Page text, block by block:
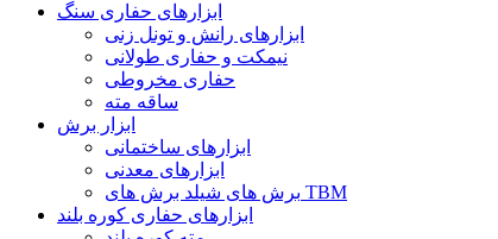
ابزارهای حفاری سنگ
ابزارهای رانش و تونل زنی
نیمکت و حفاری طولانی
حفاری مخروطی
ساقه مته
ابزار برش
ابزارهای ساختمانی
ابزارهای معدنی
برش های شیلد برش های TBM
ابزارهای حفاری کوره بلند